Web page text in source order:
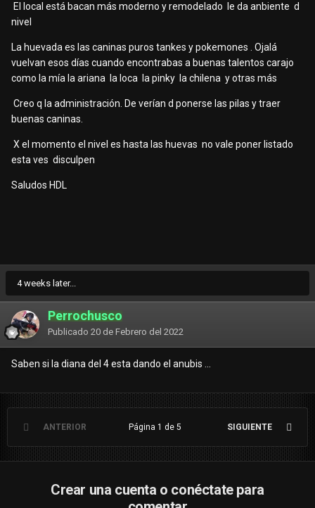
El local está bacan más moderno y remodelado le da anbiente d
nivel
La huevada es las caninas puros tankes y pokemones . Ojalá
vuelvan esos días cuando encontrabas a buenas talentos carajo
como la mía la ariana la loca la pinky la chilena y otras más
Creo q la administración. De verían d ponerse las pilas y traer
buenas caninas.
X el momento el nivel es hasta las huevas no vale poner listado
esta ves disculpen
Saludos HDL
4 weeks later...
Perrochusco
Publicado 20 de Febrero del 2022
Saben si la diana del 4 esta dando el anubis ...
ANTERIOR SIGUIENTE
Página 1 de 5
Crear una cuenta o conéctate para